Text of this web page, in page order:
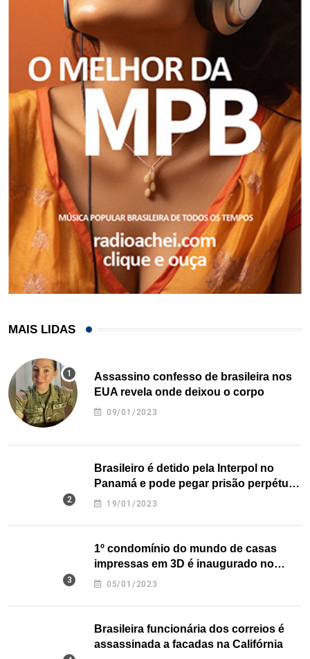
MAIS LIDAS
Assassino confesso de brasileira nos
EUA revela onde deixou o corpo
09/01/2023
Brasileiro é detido pela Interpol no
Panamá e pode pegar prisão perpétua
nos EUA
19/01/2023
1º condomínio do mundo de casas
impressas em 3D é inaugurado no
Texas
05/01/2023
Brasileira funcionária dos correios é
assassinada a facadas na Califórnia